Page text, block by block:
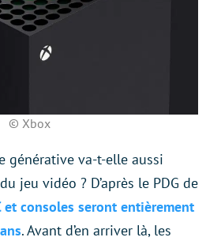
© Xbox
générative va-t-elle aussi
jeu vidéo ? D’après le PDG de
et consoles seront entièrement
. Avant d’en arriver là, les